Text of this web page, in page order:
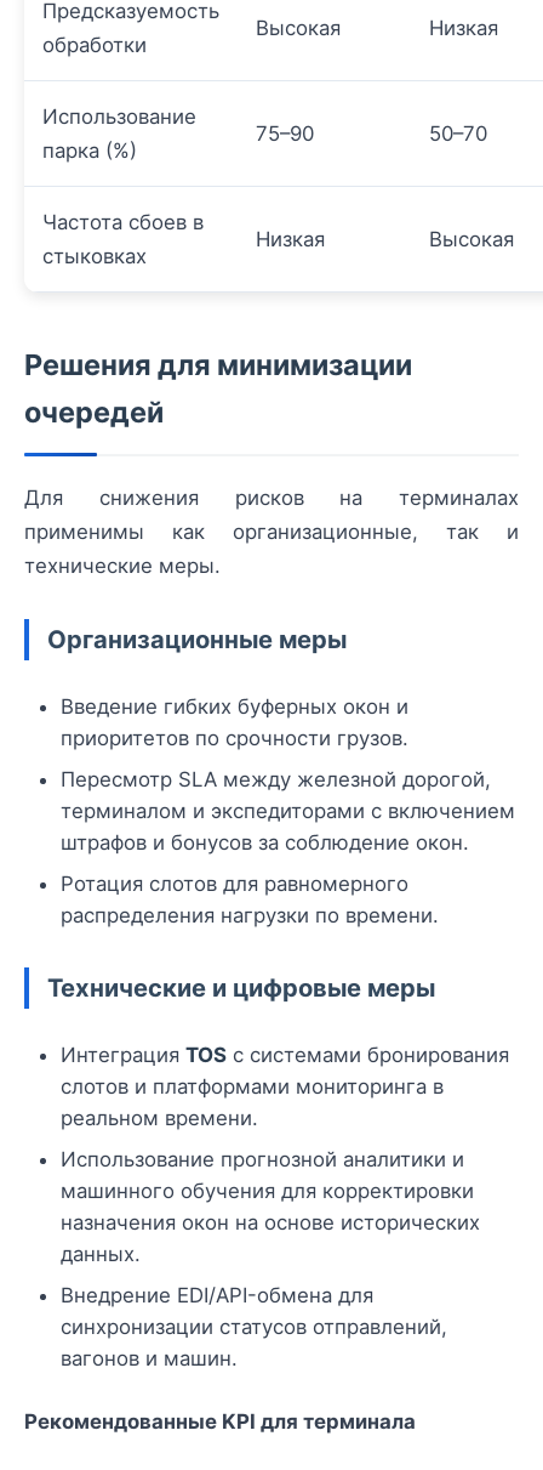
Предсказуемость
обработки
Высокая Низкая
Использование
парка (%)
75–90 50–70
Частота сбоев в
стыковках
Низкая Высокая
Решения для минимизации
очередей
Для снижения рисков на терминалах
применимы как организационные, так и
технические меры.
Организационные меры
Введение гибких буферных окон и
приоритетов по срочности грузов.
Пересмотр SLA между железной дорогой,
терминалом и экспедиторами с включением
штрафов и бонусов за соблюдение окон.
Ротация слотов для равномерного
распределения нагрузки по времени.
Технические и цифровые меры
Интеграция TOS с системами бронирования
слотов и платформами мониторинга в
реальном времени.
Использование прогнозной аналитики и
машинного обучения для корректировки
назначения окон на основе исторических
данных.
Внедрение EDI/API-обмена для
синхронизации статусов отправлений,
вагонов и машин.
Рекомендованные KPI для терминала